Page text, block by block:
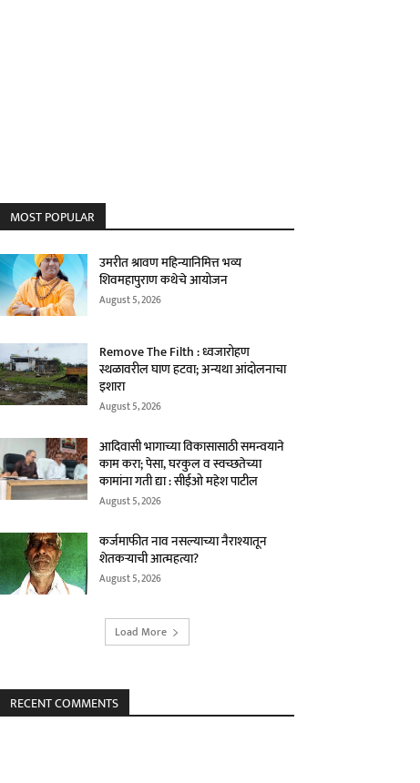
MOST POPULAR
उमरीत श्रावण महिन्यानिमित्त भव्य
शिवमहापुराण कथेचे आयोजन
August 5, 2026
Remove The Filth : ध्वजारोहण
स्थळावरील घाण हटवा; अन्यथा आंदोलनाचा
इशारा
August 5, 2026
आदिवासी भागाच्या विकासासाठी समन्वयाने
काम करा; पेसा, घरकुल व स्वच्छतेच्या
कामांना गती द्या : सीईओ महेश पाटील
August 5, 2026
कर्जमाफीत नाव नसल्याच्या नैराश्यातून
शेतकऱ्याची आत्महत्या?
August 5, 2026
Load More
RECENT COMMENTS